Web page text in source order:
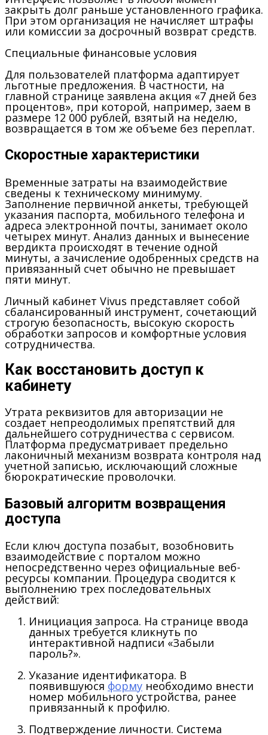
закрыть долг раньше установленного графика.
При этом организация не начисляет штрафы
или комиссии за досрочный возврат средств.
Специальные финансовые условия
Для пользователей платформа адаптирует
льготные предложения. В частности, на
главной странице заявлена акция «7 дней без
процентов», при которой, например, заем в
размере 12 000 рублей, взятый на неделю,
возвращается в том же объеме без переплат.
Скоростные характеристики
Временные затраты на взаимодействие
сведены к техническому минимуму.
Заполнение первичной анкеты, требующей
указания паспорта, мобильного телефона и
адреса электронной почты, занимает около
четырех минут. Анализ данных и вынесение
вердикта происходят в течение одной
минуты, а зачисление одобренных средств на
привязанный счет обычно не превышает
пяти минут.
Личный кабинет Vivus представляет собой
сбалансированный инструмент, сочетающий
строгую безопасность, высокую скорость
обработки запросов и комфортные условия
сотрудничества.
Как восстановить доступ к
кабинету
Утрата реквизитов для авторизации не
создает непреодолимых препятствий для
дальнейшего сотрудничества с сервисом.
Платформа предусматривает предельно
лаконичный механизм возврата контроля над
учетной записью, исключающий сложные
бюрократические проволочки.
Базовый алгоритм возвращения
доступа
Если ключ доступа позабыт, возобновить
взаимодействие с порталом можно
непосредственно через официальные веб-
ресурсы компании. Процедура сводится к
выполнению трех последовательных
действий:
Инициация запроса. На странице ввода
данных требуется кликнуть по
интерактивной надписи «Забыли
пароль?».
Указание идентификатора. В
появившуюся форму необходимо внести
номер мобильного устройства, ранее
привязанный к профилю.
Подтверждение личности. Система